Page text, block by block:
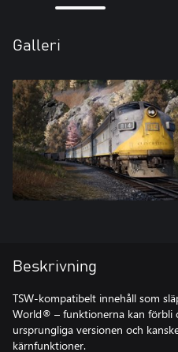
Galleri
Beskrivning
TSW-kompatibelt innehåll som
World® – funktionerna kan förbli
ursprungliga versionen och
kärnfunktioner.